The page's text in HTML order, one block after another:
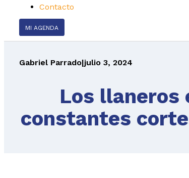
Contacto
MI AGENDA
Gabriel Parrado|julio 3, 2024
Los llaneros
constantes